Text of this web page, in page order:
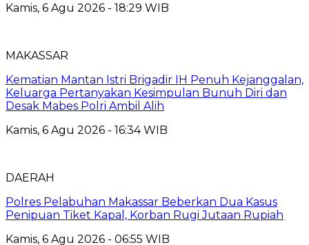
Kamis, 6 Agu 2026 - 18:29 WIB
MAKASSAR
Kematian Mantan Istri Brigadir IH Penuh Kejanggalan,
Keluarga Pertanyakan Kesimpulan Bunuh Diri dan
Desak Mabes Polri Ambil Alih
Kamis, 6 Agu 2026 - 16:34 WIB
DAERAH
Polres Pelabuhan Makassar Beberkan Dua Kasus
Penipuan Tiket Kapal, Korban Rugi Jutaan Rupiah
Kamis, 6 Agu 2026 - 06:55 WIB